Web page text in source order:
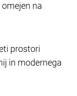
na
prostori
in modernega